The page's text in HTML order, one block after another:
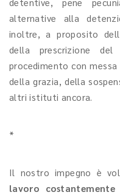
alternative alla
inoltre, a proposito
della prescrizione
procedimento con
della grazia, della
altri istituti ancora.
*
Il nostro impegno è
lavoro